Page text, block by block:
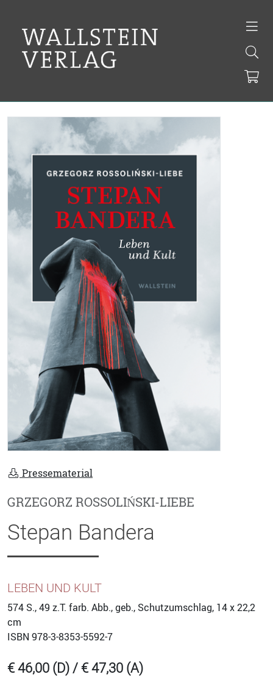
Pressematerial
GRZEGORZ ROSSOLIŃSKI-LIEBE
Stepan Bandera
LEBEN UND KULT
574 S., 49 z.T. farb. Abb., geb., Schutzumschlag, 14 x 22,2
cm
ISBN 978-3-8353-5592-7
€ 46,00 (D) / € 47,30 (A)